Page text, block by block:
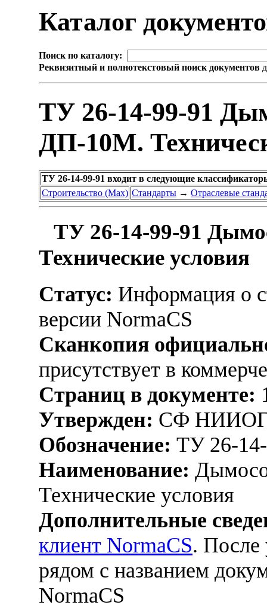
Каталог
Поиск по каталогу:
Реквизитный и полнотекстовый поиск документов
ТУ 26-14-99-91
ДП-10М.
ТУ 26-14-99-91 входит в следующие
Строительство (Max) Стандарты → Отраслевые
ТУ 26-14-99-91
Технические условия
Статус: Информация о
версии NormaCS
Сканкопия
присутствует в
Страниц в документе:
Утвержден: СФ
Обозначение: ТУ 26-
Наименование:
Технические условия
Дополнительные
клиент NormaCS. После
рядом с названием
NormaCS